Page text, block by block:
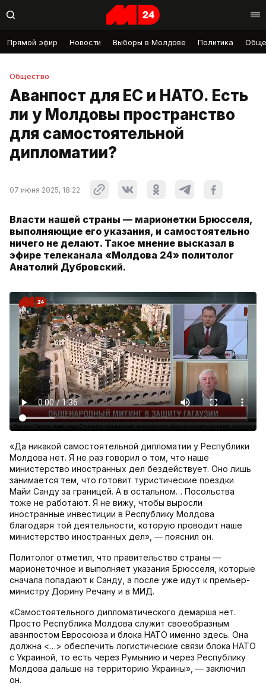
Прямой эфир Новости Выборы в Молдове Политика
Общество
Аванпост для ЕС и НАТО. Есть
ли у Молдовы пространство
для самостоятельной
дипломатии?
07 июня 2025, 18:22
Власти нашей страны — марионетки Брюсселя,
выполняющие его указания, и самостоятельно
ничего не делают. Такое мнение высказал в
эфире телеканала «Молдова 24» политолог
Анатолий Дубровский.
«Да никакой самостоятельной дипломатии у Республики
Молдова нет. Я не раз говорил о том, что наше
министерство иностранных дел бездействует. Оно лишь
занимается тем, что готовит туристические поездки
Майи Санду за границей. А в остальном… Посольства
тоже не работают. Я не вижу, чтобы выросли
иностранные инвестиции в Республику Молдова
благодаря той деятельности, которую проводит наше
министерство иностранных дел», — пояснил он.
Политолог отметил, что правительство страны —
марионеточное и выполняет указания Брюсселя, которые
сначала попадают к Санду, а после уже идут к премьер-
министру Дорину Речану и в МИД.
«Самостоятельного дипломатического демарша нет.
Просто Республика Молдова служит своеобразным
аванпостом Евросоюза и блока НАТО именно здесь. Она
должна <…> обеспечить логистические связи блока НАТО
с Украиной, то есть через Румынию и через Республику
Молдова дальше на территорию Украины», — заключил
он.